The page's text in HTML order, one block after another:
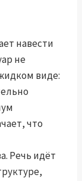
навести
не
виде:
что
Речь идёт